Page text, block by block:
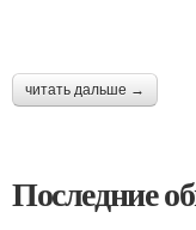
читать дальше →
Последние